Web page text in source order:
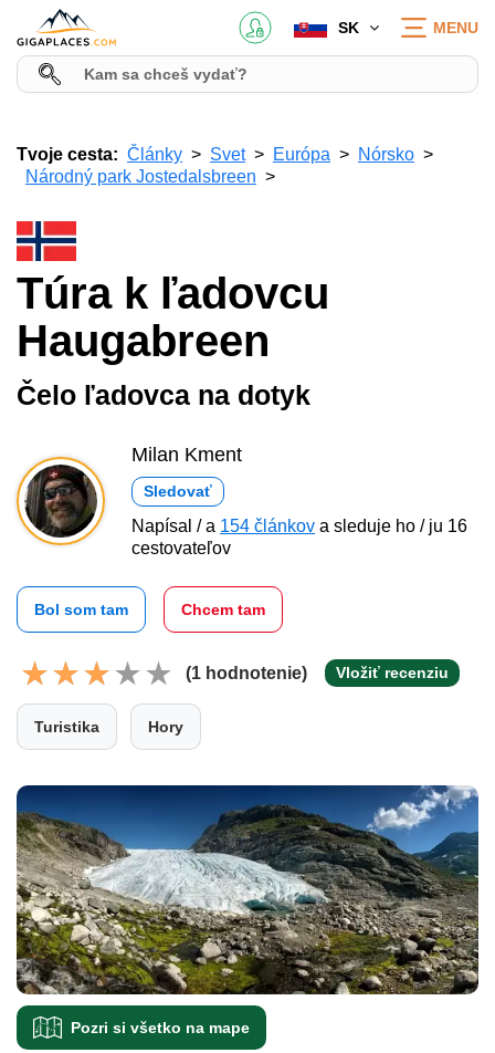
SK MENU
Tvoje cesta: Články Svet Európa
Nórsko
Národný park Jostedalsbreen
Túra k ľadovcu
Haugabreen
Čelo ľadovca na dotyk
Milan Kment
Sledovať
Napísal / a 154 článkov a sleduje ho / ju 16
cestovateľov
Bol som tam Chcem tam
(1 hodnotenie) Vložiť recenziu
Turistika Hory
Pozri si všetko na mape